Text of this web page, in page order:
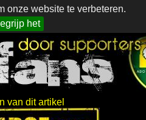
onze website te verbeteren.
het
van dit artikel